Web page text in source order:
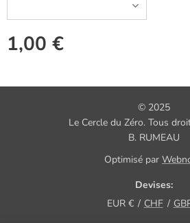
1,00 €
© 2025
Le Cercle du Zéro. Tous
B. RUMEAU
Optimisé par
Devises
EUR €
CHF